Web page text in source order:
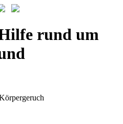
rund um